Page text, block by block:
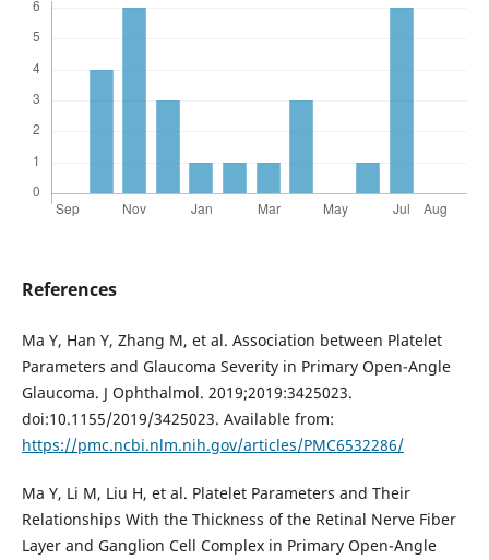
References
Ma Y, Han Y, Zhang M, et al. Association between Platelet
Parameters and Glaucoma Severity in Primary Open-Angle
Glaucoma. J Ophthalmol. 2019;2019:3425023.
doi:10.1155/2019/3425023. Available from:
https://pmc.ncbi.nlm.nih.gov/articles/PMC6532286/
Ma Y, Li M, Liu H, et al. Platelet Parameters and Their
Relationships With the Thickness of the Retinal Nerve Fiber
Layer and Ganglion Cell Complex in Primary Open-Angle